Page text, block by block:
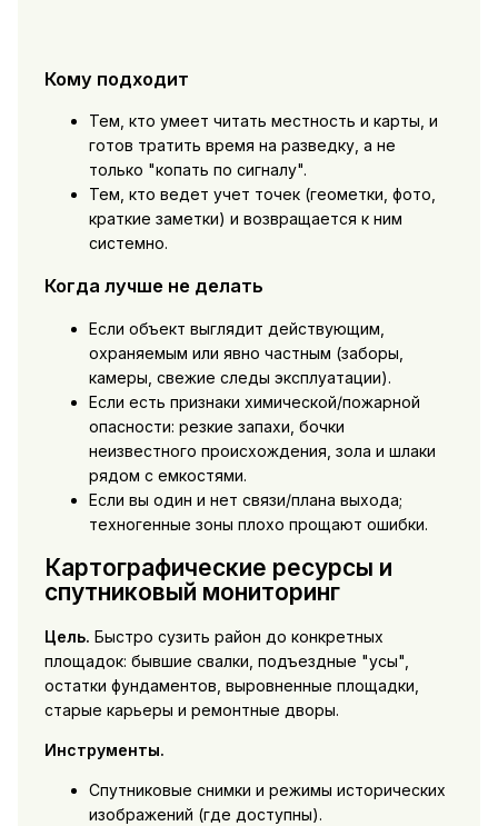
Кому подходит
Тем, кто умеет читать местность и карты, и
готов тратить время на разведку, а не
только "копать по сигналу".
Тем, кто ведет учет точек (геометки, фото,
краткие заметки) и возвращается к ним
системно.
Когда лучше не делать
Если объект выглядит действующим,
охраняемым или явно частным (заборы,
камеры, свежие следы эксплуатации).
Если есть признаки химической/пожарной
опасности: резкие запахи, бочки
неизвестного происхождения, зола и шлаки
рядом с емкостями.
Если вы один и нет связи/плана выхода;
техногенные зоны плохо прощают ошибки.
Картографические ресурсы и
спутниковый мониторинг
Цель. Быстро сузить район до конкретных
площадок: бывшие свалки, подъездные "усы",
остатки фундаментов, выровненные площадки,
старые карьеры и ремонтные дворы.
Инструменты.
Спутниковые снимки и режимы исторических
изображений (где доступны).